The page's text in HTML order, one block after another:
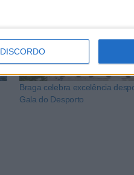
DISCORDO
Braga celebra excelência
Gala do Desporto